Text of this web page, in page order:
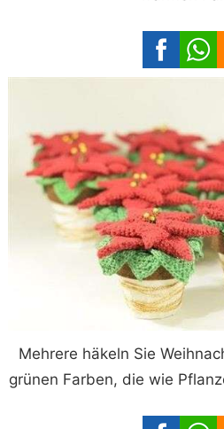
Mehrere häkeln Sie
grünen Farben, die wie